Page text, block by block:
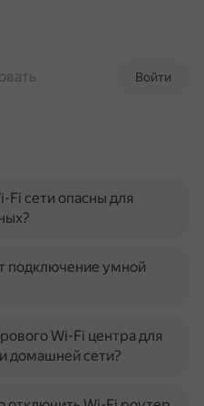
Войти
сети опасны для
подключение умной
Wi-Fi центра для
домашней сети?